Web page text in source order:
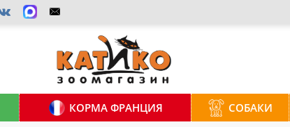
КОРМА ФРАНЦИЯ СОБАКИ